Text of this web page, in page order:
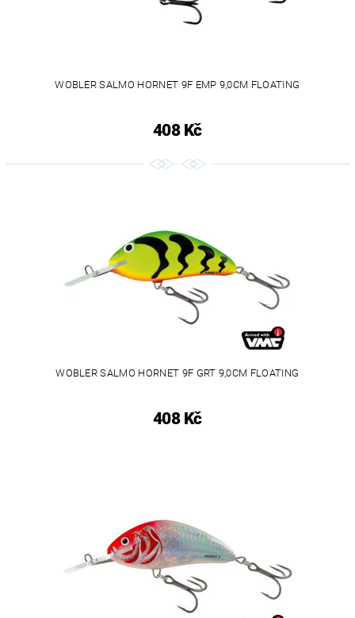
WOBLER SALMO HORNET 9F EMP 9,0CM FLOATING
408 Kč
WOBLER SALMO HORNET 9F GRT 9,0CM FLOATING
408 Kč